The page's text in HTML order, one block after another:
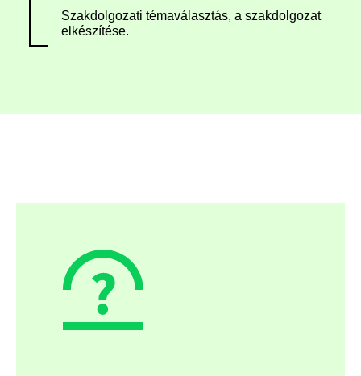
Szakdolgozati témaválasztás, a szakdolgozat
elkészítése.